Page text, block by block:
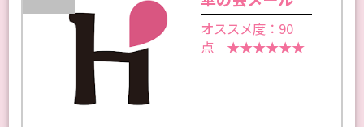
No. 2 華の会メール
オススメ度：90